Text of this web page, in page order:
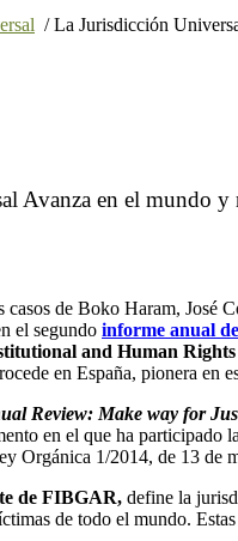
/La Jurisdicción
Avanza en el mundo y
casos de Boko Haram, José
el segundo informe anual
and Human
en España, pionera en
Review: Make way for
en el que ha participado
Orgánica 1/2014, de 13 de
de FIBGAR, define la
de todo el mundo.